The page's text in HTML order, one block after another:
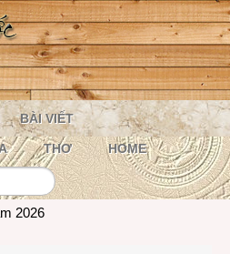
BÀI VIẾT
THƠ HOME
2026